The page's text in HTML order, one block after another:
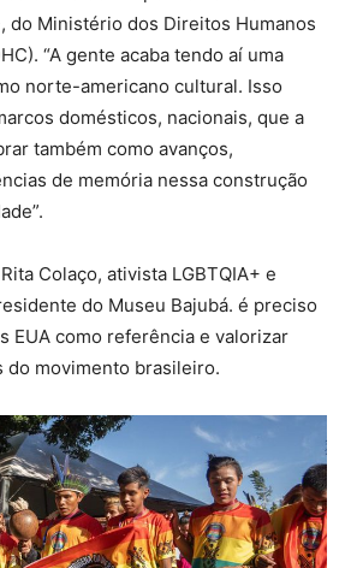
do Ministério dos Direitos Humanos
“A gente acaba tendo aí uma
norte-americano cultural. Isso
domésticos, nacionais, que a
também como avanços,
de memória nessa construção
Colaço, ativista LGBTQIA+ e
do Museu Bajubá. é preciso
EUA como referência e valorizar
movimento brasileiro.